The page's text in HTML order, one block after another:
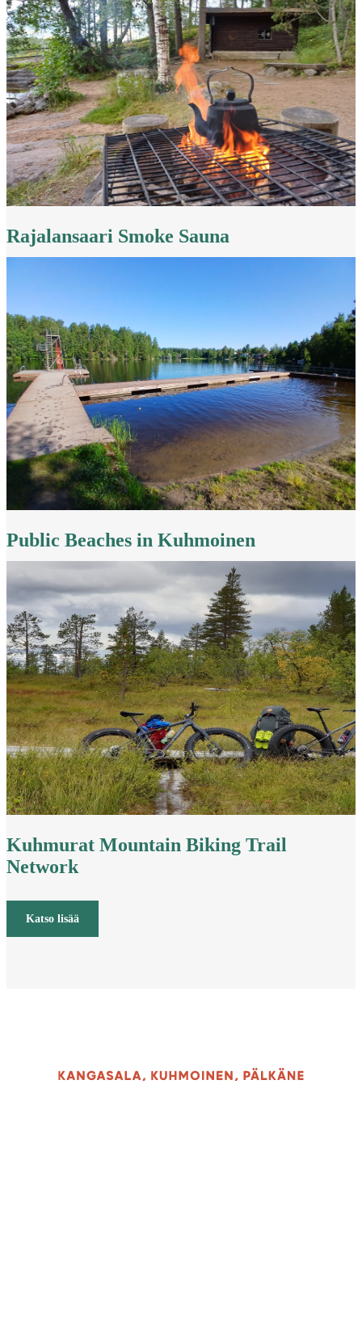
Rajalansaari Smoke Sauna
Public Beaches in Kuhmoinen
Kuhmurat Mountain Biking Trail
Network
Katso lisää